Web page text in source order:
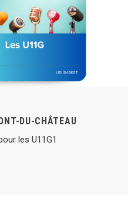
DU-CHÂTEAU
les U11G1